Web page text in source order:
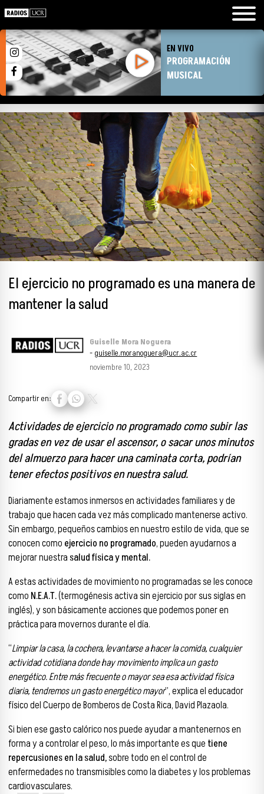
EN VIVO
PROGRAMACIÓN
MUSICAL
El ejercicio no programado es una manera de
mantener la salud
Guiselle Mora Noguera
- guiselle.moranoguera@ucr.ac.cr
noviembre 10, 2023
Compartir en:
Actividades de ejercicio no programado como subir las
gradas en vez de usar el ascensor, o sacar unos minutos
del almuerzo para hacer una caminata corta, podrían
tener efectos positivos en nuestra salud.
Diariamente estamos inmersos en actividades familiares y de
trabajo que hacen cada vez más complicado mantenerse activo.
Sin embargo, pequeños cambios en nuestro estilo de vida, que se
conocen como ejercicio no programado, pueden ayudarnos a
mejorar nuestrasalud física y mental.
A estas actividades de movimiento no programadas se les conoce
como N.E.A.T.(termogénesis activa sin ejercicio por sus siglas en
inglés), y son básicamente acciones que podemos poner en
práctica para movernos durante el día.
“Limpiar la casa, la cochera, levantarse a hacer la comida, cualquier
actividad cotidiana donde hay movimiento implica un gasto
energético. Entre más frecuente o mayor sea esa actividad física
diaria, tendremos un gasto energético mayor”, explica el educador
físico del Cuerpo de Bomberos de Costa Rica, David Plazaola.
Si bien ese gasto calórico nos puede ayudar a mantenernos en
forma y a controlar el peso, lo más importante es que tiene
repercusiones en la salud,sobre todo en el control de
enfermedades no transmisibles como la diabetes y los problemas
cardiovasculares.